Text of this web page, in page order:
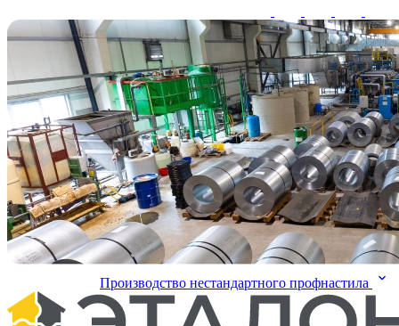
Производство нестандартного профнастила